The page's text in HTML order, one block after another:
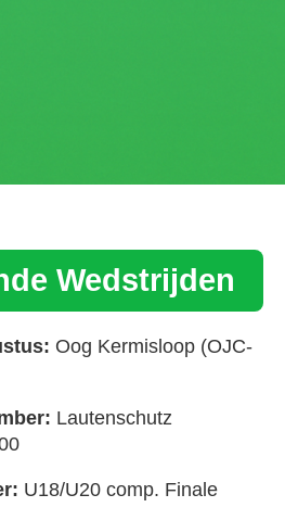
Wedstrijden
Oog Kermisloop (OJC-
Lautenschutz
U18/U20 comp. Finale